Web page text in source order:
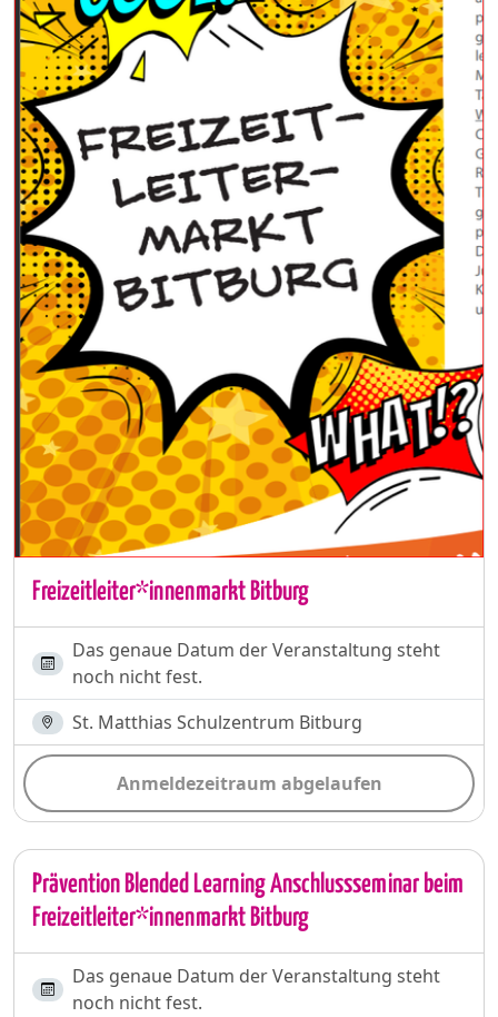
Freizeitleiter*innenmarkt Bitburg
Das genaue Datum der Veranstaltung steht
noch nicht fest.
St. Matthias Schulzentrum Bitburg
Anmeldezeitraum abgelaufen
Prävention Blended Learning Anschlussseminar beim
Freizeitleiter*innenmarkt Bitburg
Das genaue Datum der Veranstaltung steht
noch nicht fest.